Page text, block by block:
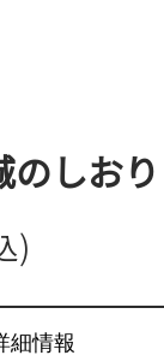
しおり
)
細情報